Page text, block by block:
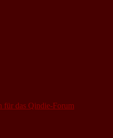
für das Qindie-Forum